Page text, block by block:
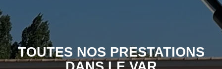
TOUTES NOS PRESTATIONS